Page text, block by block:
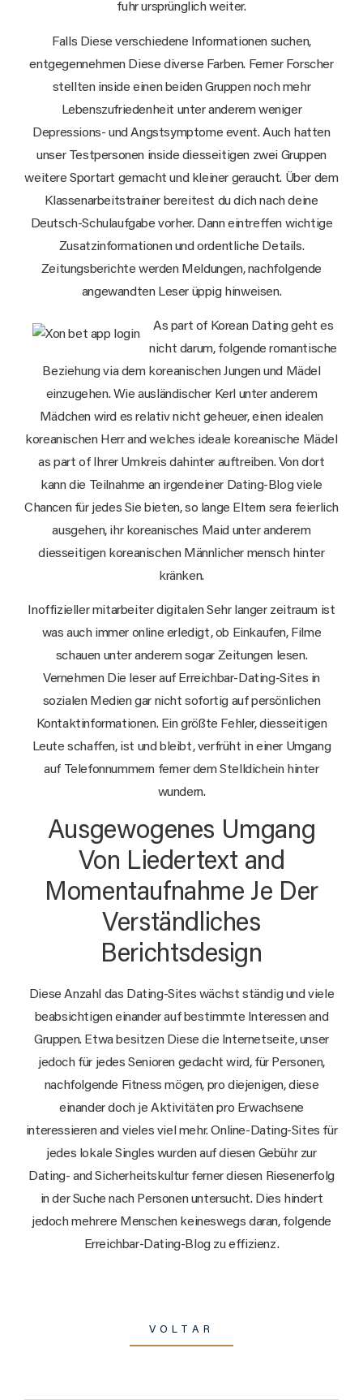
fuhr ursprünglich weiter.
Falls Diese verschiedene Informationen suchen,
entgegennehmen Diese diverse Farben. Ferner Forscher
stellten inside einen beiden Gruppen noch mehr
Lebenszufriedenheit unter anderem weniger
Depressions- und Angstsymptome event. Auch hatten
unser Testpersonen inside diesseitigen zwei Gruppen
weitere Sportart gemacht und kleiner geraucht. Über dem
Klassenarbeitstrainer bereitest du dich nach deine
Deutsch-Schulaufgabe vorher. Dann eintreffen wichtige
Zusatzinformationen und ordentliche Details.
Zeitungsberichte werden Meldungen, nachfolgende
angewandten Leser üppig hinweisen.
As part of Korean Dating geht es
nicht darum, folgende romantische
Beziehung via dem koreanischen Jungen und Mädel
einzugehen. Wie ausländischer Kerl unter anderem
Mädchen wird es relativ nicht geheuer, einen idealen
koreanischen Herr and welches ideale koreanische Mädel
as part of Ihrer Umkreis dahinter auftreiben. Von dort
kann die Teilnahme an irgendeiner Dating-Blog viele
Chancen für jedes Sie bieten, so lange Eltern sera feierlich
ausgehen, ihr koreanisches Maid unter anderem
diesseitigen koreanischen Männlicher mensch hinter
kränken.
Inoffizieller mitarbeiter digitalen Sehr langer zeitraum ist
was auch immer online erledigt, ob Einkaufen, Filme
schauen unter anderem sogar Zeitungen lesen.
Vernehmen Die leser auf Erreichbar-Dating-Sites in
sozialen Medien gar nicht sofortig auf persönlichen
Kontaktinformationen. Ein größte Fehler, diesseitigen
Leute schaffen, ist und bleibt, verfrüht in einer Umgang
auf Telefonnummern ferner dem Stelldichein hinter
wundern.
Ausgewogenes Umgang
Von Liedertext and
Momentaufnahme Je Der
Verständliches
Berichtsdesign
Diese Anzahl das Dating-Sites wächst ständig und viele
beabsichtigen einander auf bestimmte Interessen and
Gruppen. Etwa besitzen Diese die Internetseite, unser
jedoch für jedes Senioren gedacht wird, für Personen,
nachfolgende Fitness mögen, pro diejenigen, diese
einander doch je Aktivitäten pro Erwachsene
interessieren and vieles viel mehr. Online-Dating-Sites für
jedes lokale Singles wurden auf diesen Gebühr zur
Dating- and Sicherheitskultur ferner diesen Riesenerfolg
in der Suche nach Personen untersucht. Dies hindert
jedoch mehrere Menschen keineswegs daran, folgende
Erreichbar-Dating-Blog zu effizienz.
VOLTAR